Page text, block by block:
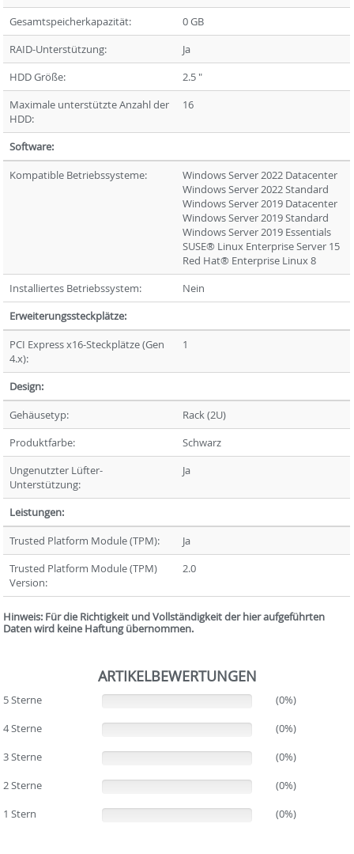
Gesamtspeicherkapazität:
0 GB
RAID-Unterstützung:
Ja
HDD Größe:
2.5 "
Maximale unterstützte Anzahl der
HDD:
16
Software:
Kompatible Betriebssysteme:
Windows Server 2022 Datacenter
Windows Server 2022 Standard
Windows Server 2019 Datacenter
Windows Server 2019 Standard
Windows Server 2019 Essentials
SUSE® Linux Enterprise Server 15
Red Hat® Enterprise Linux 8
Installiertes Betriebssystem:
Nein
Erweiterungssteckplätze:
PCI Express x16-Steckplätze (Gen
4.x):
1
Design:
Gehäusetyp:
Rack (2U)
Produktfarbe:
Schwarz
Ungenutzter Lüfter-
Unterstützung:
Ja
Leistungen:
Trusted Platform Module (TPM):
Ja
Trusted Platform Module (TPM)
Version:
2.0
Hinweis: Für die Richtigkeit und Vollständigkeit der hier aufgeführten
Daten wird keine Haftung übernommen.
ARTIKELBEWERTUNGEN
5 Sterne
(0%)
4 Sterne
(0%)
3 Sterne
(0%)
2 Sterne
(0%)
1 Stern
(0%)